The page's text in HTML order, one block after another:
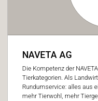
NAVETA AG
Die Kompetenz der
Tierkategorien. Als
Rundumservice: alles aus
mehr Tierwohl, mehr